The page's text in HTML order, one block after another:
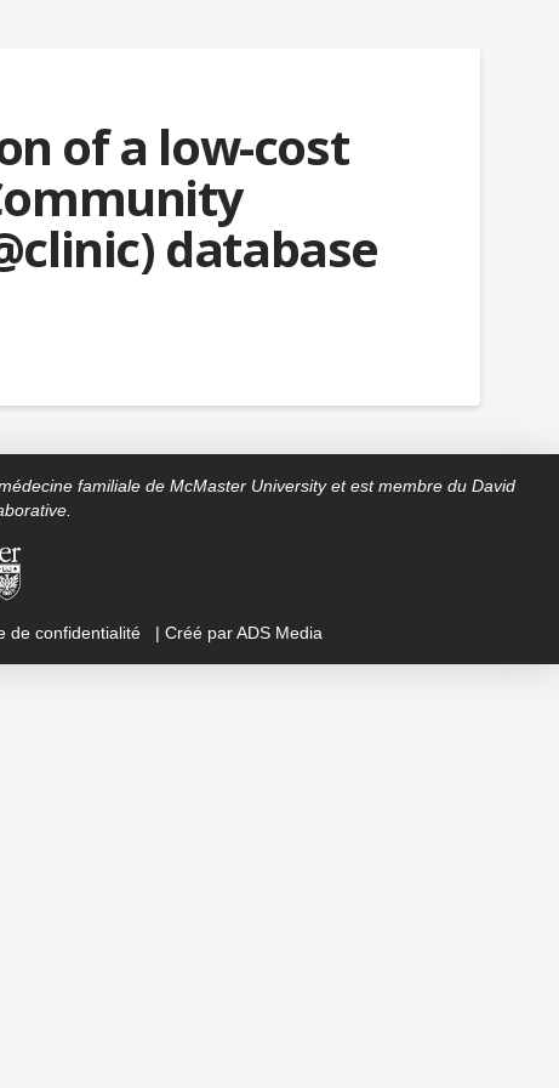
of a low-cost
database
familiale de McMaster University et est membre du David
de confidentialité | Créé parADS Media